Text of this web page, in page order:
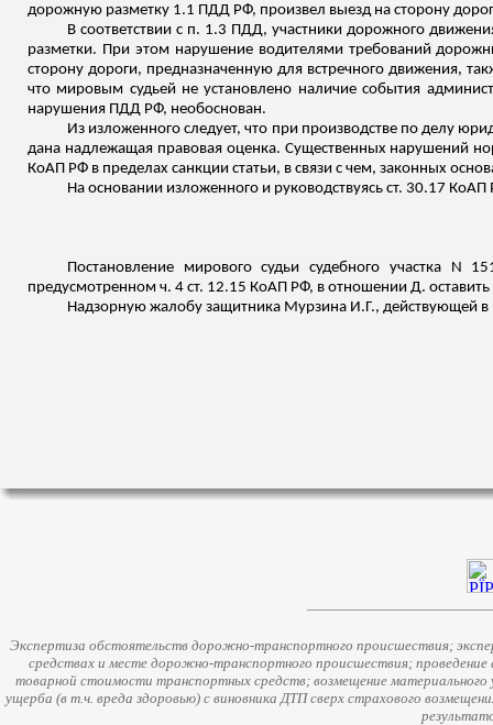
дорожную разметку 1.1 ПДД РФ, произвел выезд на сторону
В соответствии с п. 1.3 ПДД, участники дорожного
разметки. При этом нарушение водителями требований
сторону дороги, предназначенную для встречного движения,
что мировым судьей не установлено наличие события
нарушения ПДД РФ, необоснован.
Из изложенного следует, что при производстве по делу
дана надлежащая правовая оценка. Существенных нарушений
КоАП РФ в пределах санкции статьи, в связи с чем, законных
На основании изложенного и руководствуясь ст. 30.17 КоАП
Постановление мирового судьи судебного участка N
предусмотренном ч. 4 ст. 12.15 КоАП РФ, в отношении Д. оставить
Надзорную жалобу защитника Мурзина И.Г., действующей в
Экспертиза обстоятельств дорожно-транспортного происшествия;
средствах и месте дорожно-транспортного происшествия;
товарной стоимости транспортных средств; возмещение
ущерба (в т.ч. вреда здоровью) с виновника ДТП сверх страхового